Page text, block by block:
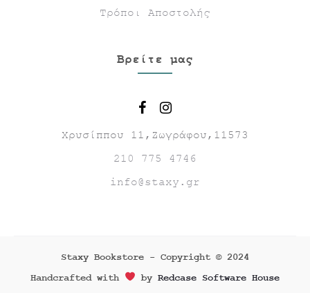
Τρόποι Αποστολής
Βρείτε μας
Χρυσίππου 11,Ζωγράφου,11573
210 775 4746
info@staxy.gr
Staxy Bookstore - Copyright © 2024
Handcrafted with
by Redcase Software House